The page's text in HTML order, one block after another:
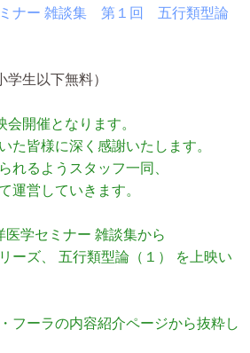
ナー 雑談集 第１回 五行類型論
生以下無料）
開催となります。
た皆様に深く感謝いたします。
れるようスタッフ一同、
運営していきます。
医学セミナー 雑談集から
ーズ、 五行類型論（１） を上映い
フーラの内容紹介ページから抜粋し